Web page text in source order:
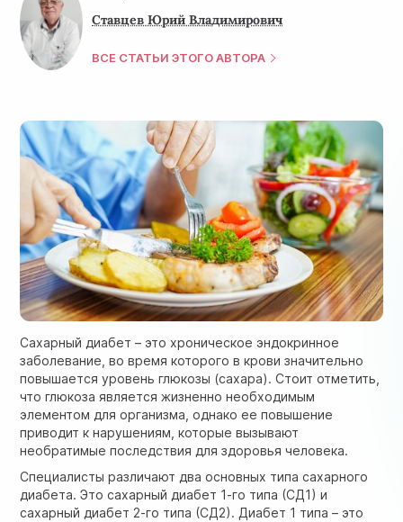
Ставцев Юрий Владимирович
ВСЕ СТАТЬИ ЭТОГО АВТОРА
Сахарный диабет – это хроническое эндокринное
заболевание, во время которого в крови значительно
повышается уровень глюкозы (сахара). Стоит отметить,
что глюкоза является жизненно необходимым
элементом для организма, однако ее повышение
приводит к нарушениям, которые вызывают
необратимые последствия для здоровья человека.
Специалисты различают два основных типа сахарного
диабета. Это сахарный диабет 1-го типа (СД1) и
сахарный диабет 2-го типа (СД2). Диабет 1 типа – это